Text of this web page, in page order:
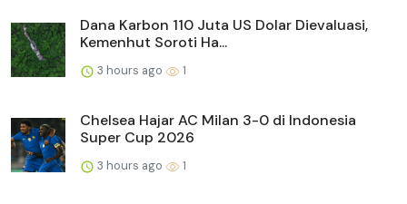
Dana Karbon 110 Juta US Dolar Dievaluasi,
Kemenhut Soroti Ha...
3 hours ago 1
Chelsea Hajar AC Milan 3-0 di Indonesia
Super Cup 2026
3 hours ago 1